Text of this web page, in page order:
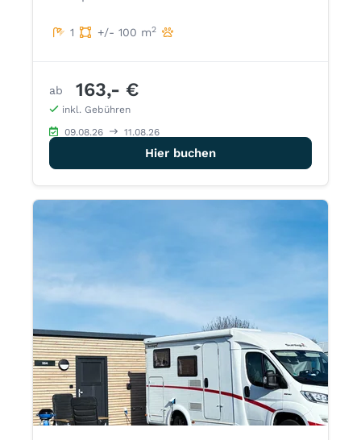
1 +/- 100 m2
ab 163,- €
inkl. Gebühren
09.08.26 11.08.26
Hier buchen